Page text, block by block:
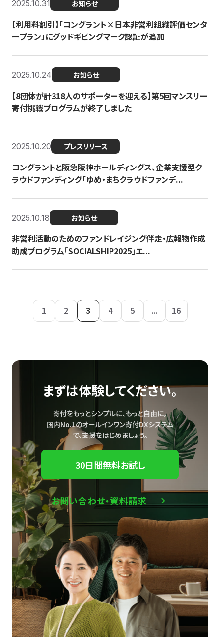
2025.10.31 お知らせ
【利用料割引】「コングラント×日本非営利組織評価センタ
ープラン」にグッドギビングマーク認証が追加
2025.10.24 お知らせ
【8団体が計318人のサポーターを迎える】​​第5回マンスリー
寄付挑戦プログラムが終了しました
2025.10.20 プレスリリース
コングラントと阪急阪神ホールディングス、企業支援型ク
ラウドファンディング「ゆめ・まちクラウドファンデ...
2025.10.18 お知らせ
非営利活動のためのファンドレイジング伴走・広報物作成
助成プログラム「SOCIALSHIP2025」エ...
1 2 3 4 5 ... 16
まずは体験してください。
寄付をもっとシンプルに、もっと自由に。
国内No.1のオールインワン寄付DXシステム
で、支援をはじめましょう。
30日間無料お試し
お問い合わせ・資料請求